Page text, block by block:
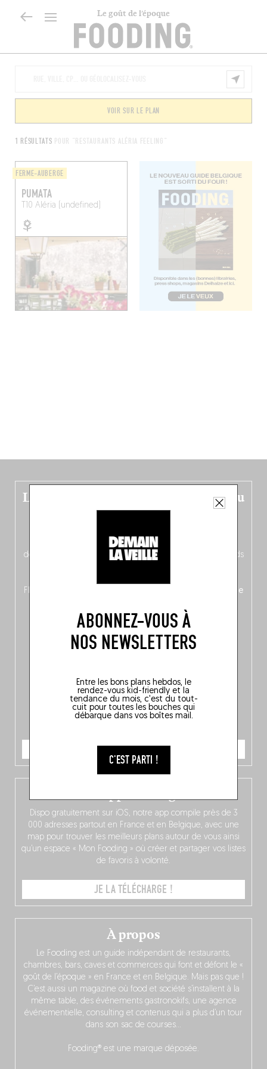
Le goût de l’époque
ABONNEZ-VOUS À
NOS NEWSLETTERS
Entre les bons plans hebdos, le
rendez-vous kid-friendly et la
tendance du mois, c'est du tout-
cuit pour toutes les bouches qui
débarque dans vos boîtes mail.
C'EST PARTI !
1 RÉSULTATS POUR "RESTAURANTS ALÉRIA FEELING"
VOIR SUR LE PLAN
FERME-AUBERGE
PUMATA
T10 Aléria (undefined)
Le nouveau guide Belgique est sorti du
four !
néerlandais côté face – à moins que ne soit l’inverse ?),
découvrez
une partie mag « Nord-Zuid »
qui met les pieds
Flandre, à Bruxelles et en Wallonie, ainsi qu’
un palmarès de
JE COMMANDE
À propos
Le Fooding est un guide indépendant de restaurants,
chambres, bars, caves et commerces qui font et défont le «
goût de l’époque » en France et en Belgique. Mais pas que !
C’est aussi un magazine où food et société s’installent à la
même table, des événements gastronokifs, une agence
événementielle, consulting et contenus qui a plus d’un tour
dans son sac de courses…
Fooding® est une marque déposée.
Dispo gratuitement sur iOS, notre app compile près de 3
000 adresses partout en France et en Belgique, avec une
map pour trouver les meilleurs plans autour de vous ainsi
qu’un espace « Mon Fooding » où créer et partager vos listes
de favoris à volonté.
JE LA TÉLÉCHARGE !